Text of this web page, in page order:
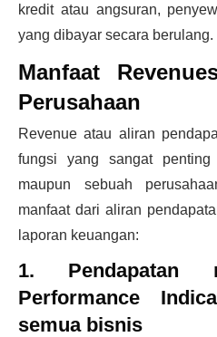
kredit atau angsuran,
yang dibayar secara berulang.
Manfaat
Perusahaan
Revenue atau aliran
fungsi yang sangat
maupun sebuah
manfaat dari aliran
laporan keuangan:
1. Pendapatan
Performance
semua bisnis